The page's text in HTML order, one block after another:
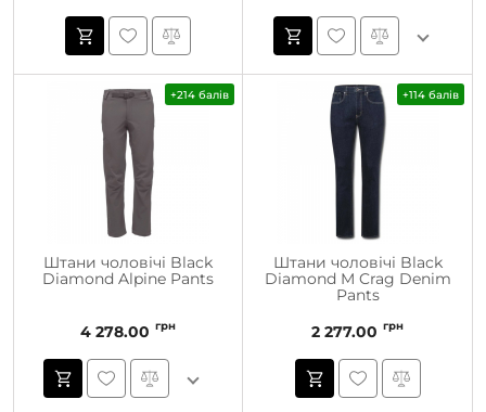
+214 балів
Штани чоловічі Black
Diamond Alpine Pants
4 278.00 грн
+114 балів
Штани чоловічі Black
Diamond M Crag Denim
Pants
2 277.00 грн